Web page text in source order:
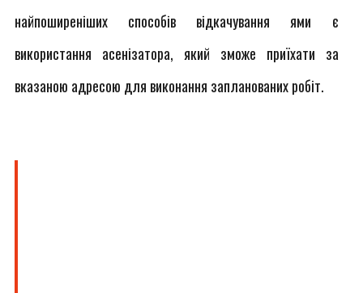
найпоширеніших способів відкачування ями є
використання асенізатора, який зможе приїхати за
вказаною адресою для виконання запланованих робіт.